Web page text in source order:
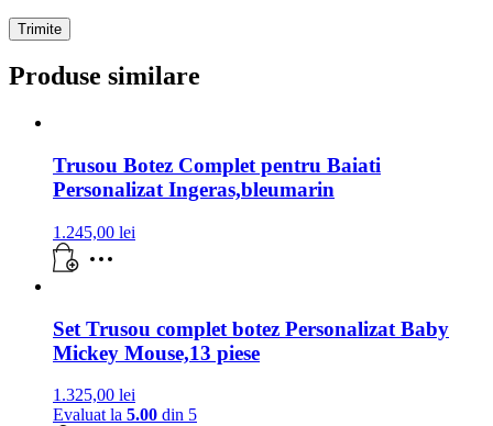
Produse similare
Trusou Botez Complet pentru Baiati
Personalizat Ingeras,bleumarin
1.245,00 lei
Set Trusou complet botez Personalizat Baby
Mickey Mouse,13 piese
1.325,00 lei
Evaluat la 5.00 din 5